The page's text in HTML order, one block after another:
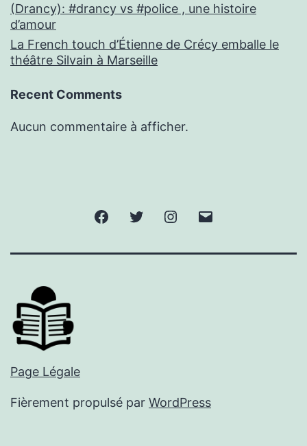
(Drancy): #drancy vs #police , une histoire
d’amour
La French touch d’Étienne de Crécy emballe le
théâtre Silvain à Marseille
Recent Comments
Aucun commentaire à afficher.
FacebookTwitter Instagram
Page Légale
Fièrement propulsé par WordPress